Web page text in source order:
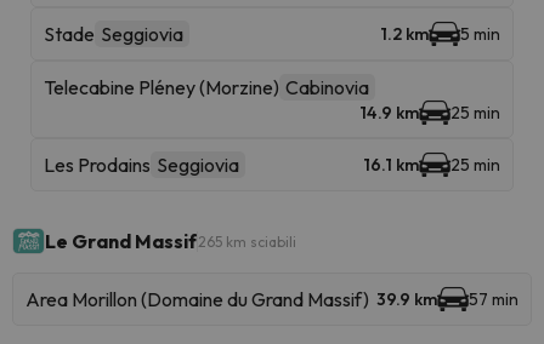
Stade Seggiovia 1.2 km 5 min
Telecabine Pléney (Morzine) Cabinovia
14.9 km 25 min
Les Prodains Seggiovia 16.1 km 25 min
Le Grand Massif265 km sciabili
Area Morillon (Domaine du Grand Massif) 39.9 km 57 min